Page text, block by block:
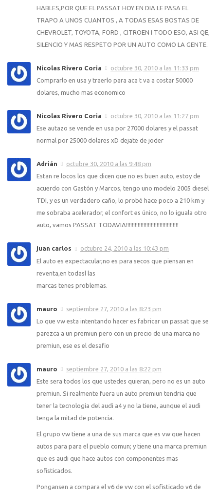
HABLES,POR QUE EL PASSAT HOY EN DIA LE PASA EL
TRAPO A UNOS CUANTOS , A TODAS ESAS BOSTAS DE
CHEVROLET, TOYOTA, FORD , CITROEN I TODO ESO, ASI QE,
SILENCIO Y MAS RESPETO POR UN AUTO COMO LA GENTE.
Nicolas Rivero Coria
octubre 30, 2010 a las 11:33 pm
Comprarlo en usa y traerlo para aca t va a costar 50000
dolares, mucho mas economico
Nicolas Rivero Coria
octubre 30, 2010 a las 11:27 pm
Ese autazo se vende en usa por 27000 dolares y el passat
normal por 25000 dolares xD dejate de joder
Adrián
octubre 30, 2010 a las 9:48 pm
Estan re locos los que dicen que no es buen auto, estoy de
acuerdo con Gastón y Marcos, tengo uno modelo 2005 diesel
TDI, y es un verdadero caño, lo probé hace poco a 210 km y
me sobraba acelerador, el confort es único, no lo iguala otro
auto, vamos PASSAT TODAVIA!!!!!!!!!!!!!!!!!!!!!!!!!!!!!!!!!!!!
juan carlos
octubre 24, 2010 a las 10:43 pm
El auto es expectacular,no es para secos que piensan en
reventa,en todasl las
marcas tenes problemas.
mauro
septiembre 27, 2010 a las 8:23 pm
Lo que vw esta intentando hacer es fabricar un passat que se
parezca a un premiun pero con un precio de una marca no
premiun, ese es el desafio
mauro
septiembre 27, 2010 a las 8:22 pm
Este sera todos los que ustedes quieran, pero no es un auto
premiun. Si realmente fuera un auto premiun tendria que
tener la tecnologia del audi a4 y no la tiene, aunque el audi
tenga la mitad de potencia.
El grupo vw tiene a una de sus marca que es vw que hacen
autos para para el pueblo comun; y tiene una marca premiun
que es audi que hace autos con componentes mas
sofisticados.
Pongansen a compara el v6 de vw con el sofisticado v6 de